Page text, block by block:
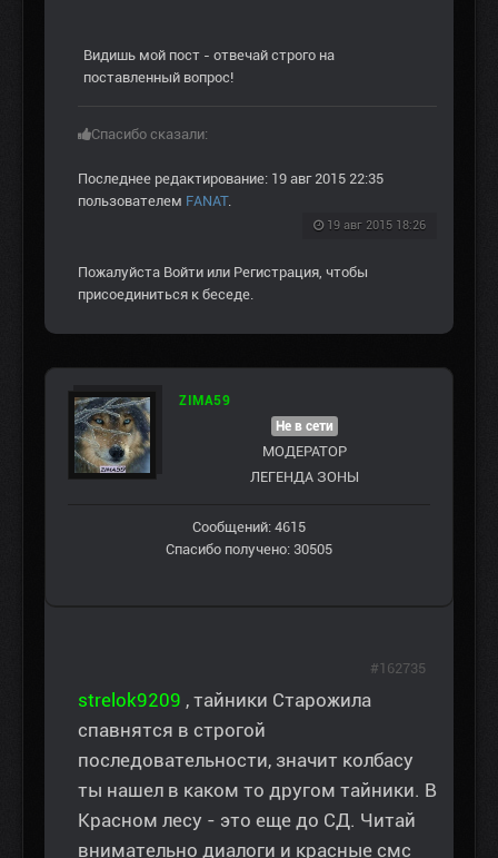
Видишь мой пост - отвечай строго на
поставленный вопрос!
Спасибо сказали:
Последнее редактирование: 19 авг 2015 22:35
пользователем FANAT.
19 авг 2015 18:26
Пожалуйста Войти или Регистрация, чтобы
присоединиться к беседе.
ZIMA59
Не в сети
МОДЕРАТОР
ЛЕГЕНДА ЗОНЫ
Сообщений: 4615
Спасибо получено: 30505
strelok9209 , тайники Старожила
спавнятся в строгой
последовательности, значит колбасу
ты нашел в каком то другом тайники. В
Красном лесу - это еще до СД. Читай
внимательно диалоги и красные смс
#162735